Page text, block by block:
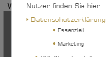
Weitere Vorteile auf einen
Seitenteile und
formstabile
Nutzer finden Sie hier:
Daten­schutz­erklärung
Essenziell
Marketing